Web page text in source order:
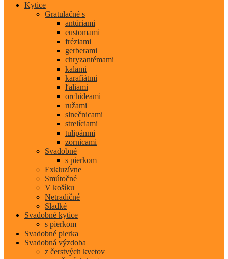
Kytice
Gratulačné s
antúriami
eustomami
fréziami
gerberami
chryzantémami
kalami
karafiátmi
ľaliami
orchideami
ružami
slnečnicami
strelíciami
tulipánmi
zornicami
Svadobné
s pierkom
Exkluzívne
Smútočné
V košíku
Netradičné
Sladké
Svadobné kytice
s pierkom
Svadobné pierka
Svadobná výzdoba
z čerstvých kvetov